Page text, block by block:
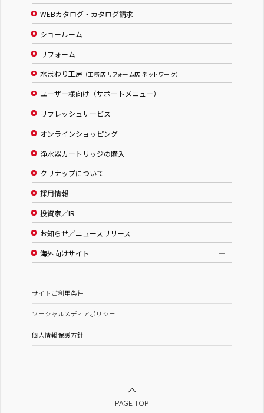
WEBカタログ・カタログ請求
ショールーム
リフォーム
水まわり工房 （工務店 リフォーム店 ネットワーク）
ユーザー様向け（サポートメニュー）
リフレッシュサービス
オンラインショッピング
浄水器カートリッジの購入
クリナップについて
採用情報
投資家／IR
お知らせ／ニュースリリース
海外向けサイト
サイトご利用条件
ソーシャルメディアポリシー
個人情報保護方針
PAGE TOP